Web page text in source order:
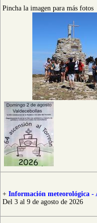
Pincha la imagen para más fotos
+ Información meteorológica -
Del 3 al 9 de agosto de 2026